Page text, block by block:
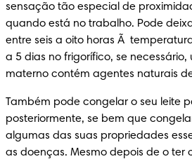
sensação tão especial de
quando está no trabalho. Pode
entre seis a oito horas Ã
a 5 dias no frigorífico, se necessário,
materno contém agentes naturais
Também pode congelar o seu leite
posteriormente, se bem que
algumas das suas propriedades
as doenças. Mesmo depois de o ter